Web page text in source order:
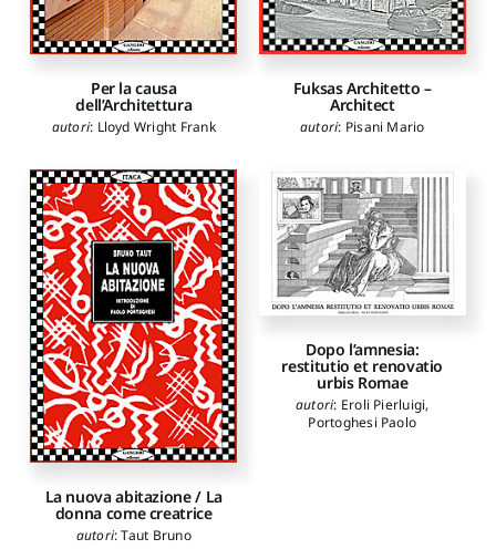
Per la causa
dell’Architettura
autori: Lloyd Wright Frank
Fuksas Architetto –
Architect
autori: Pisani Mario
La nuova abitazione / La
donna come creatrice
autori:Taut Bruno
Dopo l’amnesia:
restitutio et renovatio
urbis Romae
autori: Eroli Pierluigi,
Portoghesi Paolo